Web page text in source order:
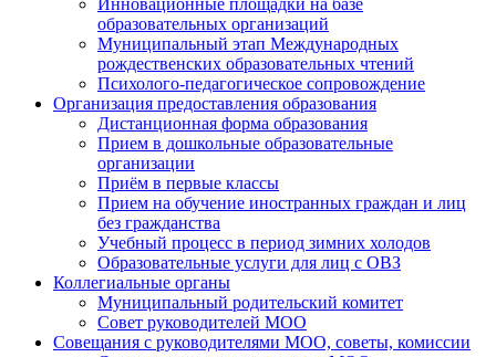
Инновационные площадки на базе
образовательных организаций
Муниципальный этап Международных
рождественских образовательных чтений
Психолого-педагогическое сопровождение
Организация предоставления образования
Дистанционная форма образования
Прием в дошкольные образовательные
организации
Приём в первые классы
Прием на обучение иностранных граждан и лиц
без гражданства
Учебный процесс в период зимних холодов
Образовательные услуги для лиц с ОВЗ
Коллегиальные органы
Муниципальный родительский комитет
Совет руководителей МОО
Совещания с руководителями МОО, советы, комиссии